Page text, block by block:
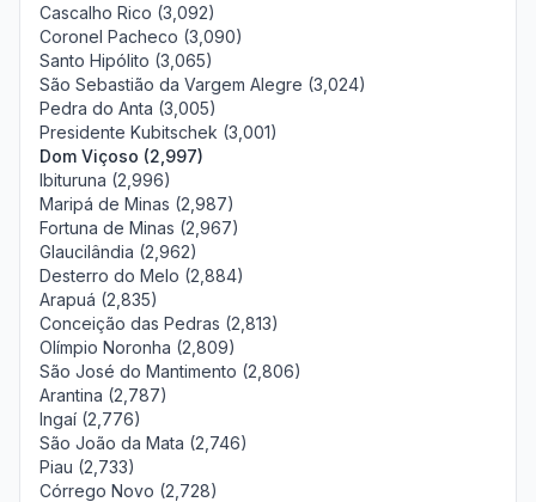
Cascalho Rico (3,092)
Coronel Pacheco (3,090)
Santo Hipólito (3,065)
São Sebastião da Vargem Alegre (3,024)
Pedra do Anta (3,005)
Presidente Kubitschek (3,001)
Dom Viçoso (2,997)
Ibituruna (2,996)
Maripá de Minas (2,987)
Fortuna de Minas (2,967)
Glaucilândia (2,962)
Desterro do Melo (2,884)
Arapuá (2,835)
Conceição das Pedras (2,813)
Olímpio Noronha (2,809)
São José do Mantimento (2,806)
Arantina (2,787)
Ingaí (2,776)
São João da Mata (2,746)
Piau (2,733)
Córrego Novo (2,728)